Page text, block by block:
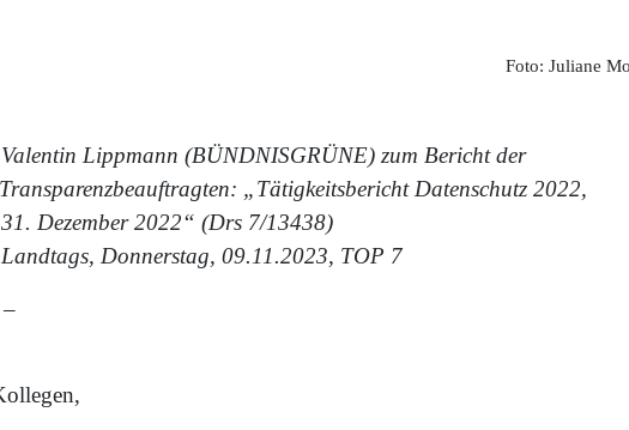
Foto: Juliane
Lippmann (BÜNDNISGRÜNE) zum Bericht der
„Tätigkeitsbericht Datenschutz 2022,
Dezember 2022“ (Drs 7/13438)
Landtags, Donnerstag, 09.11.2023, TOP 7
–